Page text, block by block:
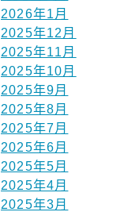
2026年1月
2025年12月
2025年11月
2025年10月
2025年9月
2025年8月
2025年7月
2025年6月
2025年5月
2025年4月
2025年3月